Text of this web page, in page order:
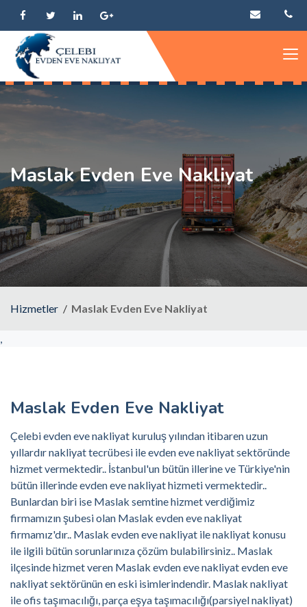
Maslak Evden Eve Nakliyat
Hizmetler Maslak Evden Eve Nakliyat
,
Maslak Evden Eve Nakliyat
Çelebi evden eve nakliyat kuruluş yılından itibaren uzun
yıllardır nakliyat tecrübesi ile evden eve nakliyat sektöründe
hizmet vermektedir.. İstanbul'un bütün illerine ve Türkiye'nin
bütün illerinde evden eve nakliyat hizmeti vermektedir..
Bunlardan biri ise Maslak semtine hizmet verdiğimiz
firmamızın şubesi olan Maslak evden eve nakliyat
firmamız'dır.. Maslak evden eve nakliyat ile nakliyat konusu
ile ilgili bütün sorunlarınıza çözüm bulabilirsiniz.. Maslak
ilçesinde hizmet veren Maslak evden eve nakliyat evden eve
nakliyat sektörünün en eski isimlerindendir. Maslak nakliyat
ile ofis taşımacılığı, parça eşya taşımacılığı(parsiyel nakliyat)